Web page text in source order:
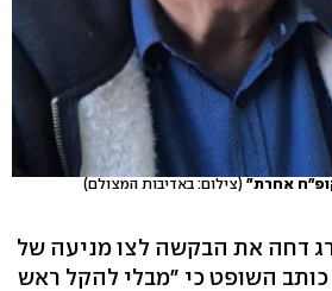
אחרת" (צילום: באדיבות המצולם)
דחה את הבקשה לצו מניעה של
כותב השופט כי "מבלי להקל ראש